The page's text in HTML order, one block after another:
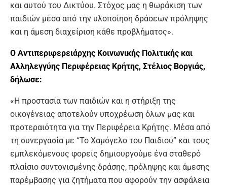
και αυτού του Δικτύου. Στόχος μας η θωράκιση των
παιδιών μέσα από την υλοποίηση δράσεων πρόληψης
και η άμεση διαχείριση κάθε προβλήματος».
Ο Αντιπεριφερειάρχης Κοινωνικής Πολιτικής και
Αλληλεγγύης Περιφέρειας Κρήτης, Στέλιος Βοργιάς,
δήλωσε:
«Η προστασία των παιδιών και η στήριξη της
οικογένειας αποτελούν υποχρέωση όλων μας και
προτεραιότητα για την Περιφέρεια Κρήτης. Μέσα από
τη συνεργασία με “Το Χαμόγελο του Παιδιού” και τους
εμπλεκόμενους φορείς δημιουργούμε ένα σταθερό
πλαίσιο συντονισμένης δράσης, πρόληψης και άμεσης
παρέμβασης για ζητήματα που αφορούν την ασφάλεια